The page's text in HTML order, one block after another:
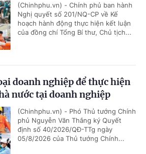
(Chinhphu.vn) - Chính phủ ban hành
Nghị quyết số 201/NQ-CP về Kế
hoạch hành động thực hiện kết luận
của đồng chí Tổng Bí thư, Chủ tịch...
doanh nghiệp để thực hiện
nước tại doanh nghiệp
(Chinhphu.vn) - Phó Thủ tướng Chính
phủ Nguyễn Văn Thắng ký Quyết
định số 40/2026/QĐ-TTg ngày
05/8/2026 của Thủ tướng Chính...